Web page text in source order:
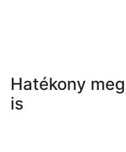
Hatékony
is